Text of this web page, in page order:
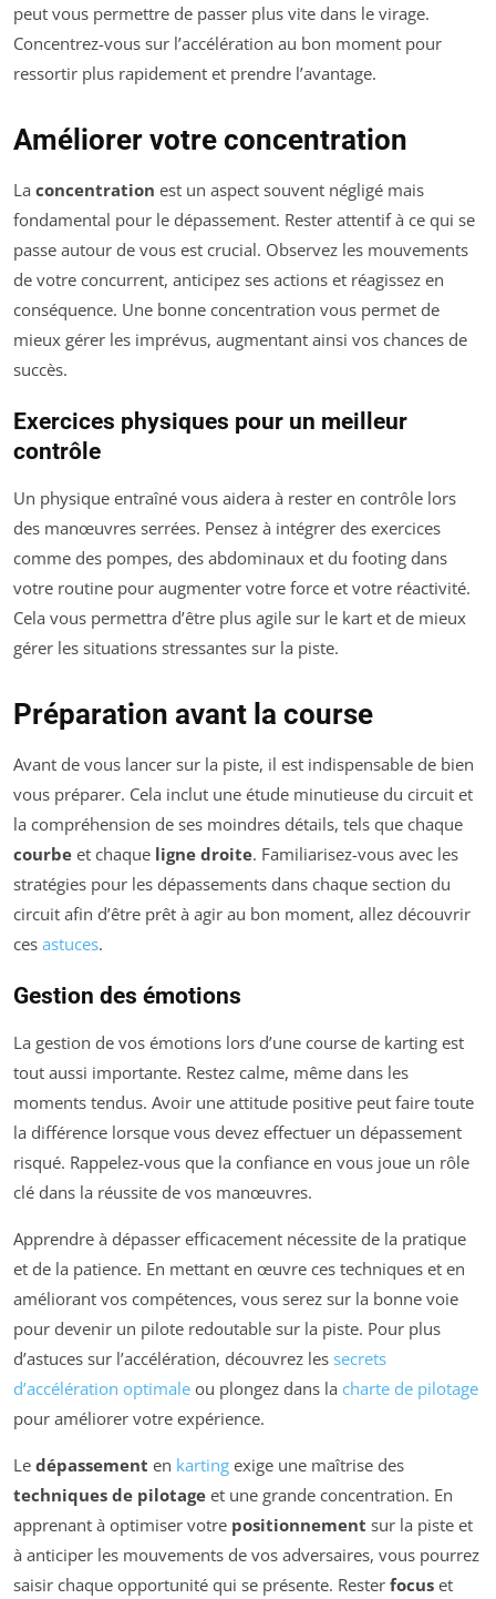
peut vous permettre de passer plus vite dans le virage.
Concentrez-vous sur l’accélération au bon moment pour
ressortir plus rapidement et prendre l’avantage.
Améliorer votre concentration
La concentration est un aspect souvent négligé mais
fondamental pour le dépassement. Rester attentif à ce qui se
passe autour de vous est crucial. Observez les mouvements
de votre concurrent, anticipez ses actions et réagissez en
conséquence. Une bonne concentration vous permet de
mieux gérer les imprévus, augmentant ainsi vos chances de
succès.
Exercices physiques pour un meilleur
contrôle
Un physique entraîné vous aidera à rester en contrôle lors
des manœuvres serrées. Pensez à intégrer des exercices
comme des pompes, des abdominaux et du footing dans
votre routine pour augmenter votre force et votre réactivité.
Cela vous permettra d’être plus agile sur le kart et de mieux
gérer les situations stressantes sur la piste.
Préparation avant la course
Avant de vous lancer sur la piste, il est indispensable de bien
vous préparer. Cela inclut une étude minutieuse du circuit et
la compréhension de ses moindres détails, tels que chaque
courbe et chaque ligne droite. Familiarisez-vous avec les
stratégies pour les dépassements dans chaque section du
circuit afin d’être prêt à agir au bon moment, allez découvrir
ces astuces.
Gestion des émotions
La gestion de vos émotions lors d’une course de karting est
tout aussi importante. Restez calme, même dans les
moments tendus. Avoir une attitude positive peut faire toute
la différence lorsque vous devez effectuer un dépassement
risqué. Rappelez-vous que la confiance en vous joue un rôle
clé dans la réussite de vos manœuvres.
Apprendre à dépasser efficacement nécessite de la pratique
et de la patience. En mettant en œuvre ces techniques et en
améliorant vos compétences, vous serez sur la bonne voie
pour devenir un pilote redoutable sur la piste. Pour plus
d’astuces sur l’accélération, découvrez les secrets
d’accélération optimale ou plongez dans la charte de pilotage
pour améliorer votre expérience.
Le dépassement en karting exige une maîtrise des
techniques de pilotage et une grande concentration. En
apprenant à optimiser votre positionnement sur la piste et
à anticiper les mouvements de vos adversaires, vous pourrez
saisir chaque opportunité qui se présente. Rester focus et